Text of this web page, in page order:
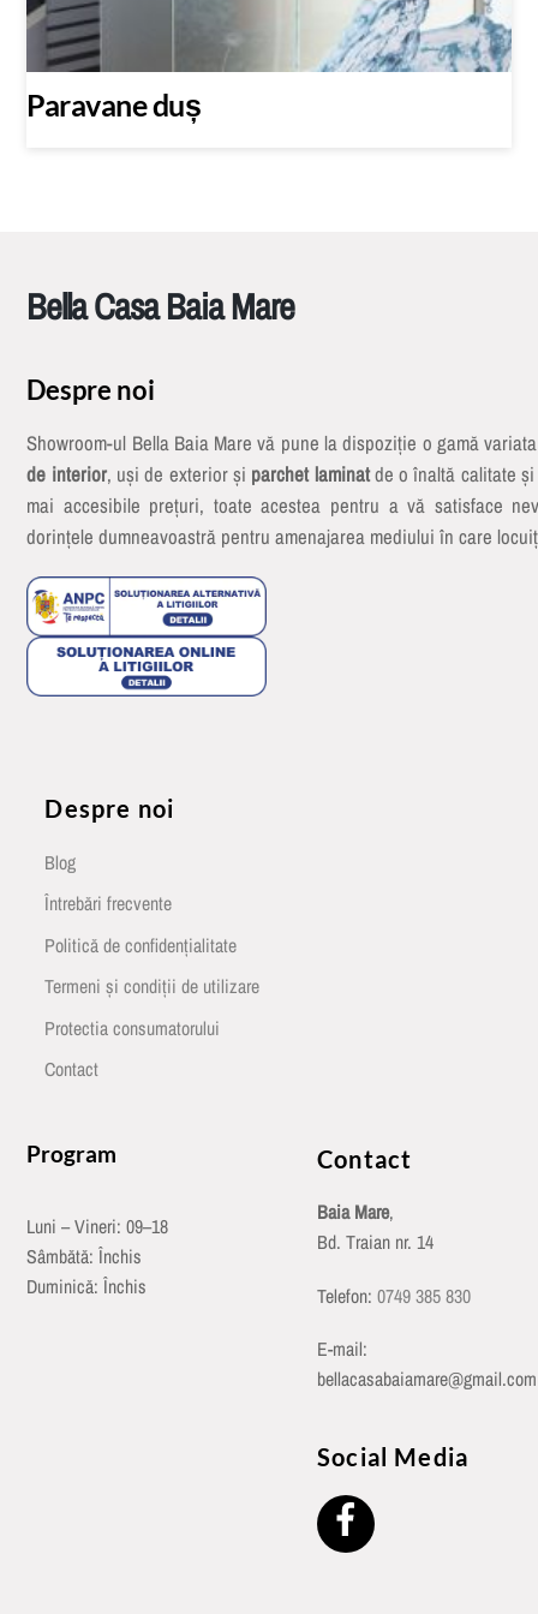
Paravane duș
Bella Casa Baia Mare
Despre noi
Showroom-ul Bella Baia Mare vă pune la dispoziție o gamă
de interior, uși de exterior și parchet laminatde o înaltă calitate și
mai accesibile prețuri, toate acestea pentru a vă satisface
dorințele dumneavoastră pentru amenajarea mediului în care
Despre noi
Blog
Întrebări frecvente
Politică de confidențialitate
Termeni și condiții de utilizare
Protectia consumatorului
Contact
Program
Luni – Vineri: 09–18
Sâmbătă: Închis
Duminică: Închis
Contact
Baia Mare,
Bd. Traian nr. 14
Telefon: 0749 385 830
E-mail:
bellacasabaiamare@gmail.com
Social Media